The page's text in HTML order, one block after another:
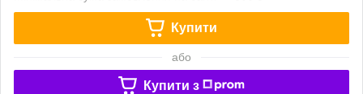
Купити
або
Купити з